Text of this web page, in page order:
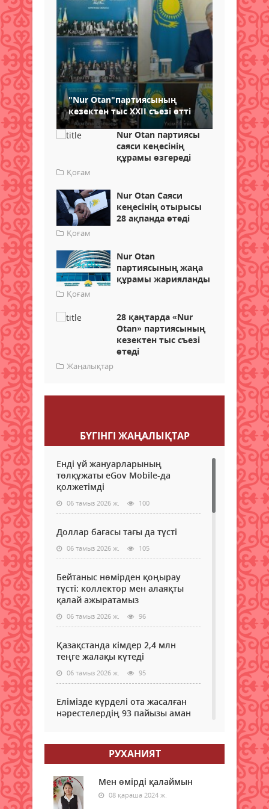
"Nur Otan"партиясының
кезектен тыс ХХІІ съезі өтті
Nur Otan партиясы
саяси кеңесінің
құрамы өзгереді
Қоғам
Nur Otan Саяси
кеңесінің отырысы
28 ақпанда өтеді
Қоғам
Nur Otan
партиясының жаңа
құрамы жарияланды
Қоғам
28 қаңтарда «Nur
Otan» партиясының
кезектен тыс съезі
өтеді
Жаңалықтар
БҮГІНГI ЖАҢАЛЫҚТАР
Енді үй жануарларының
төлқұжаты eGov Mobile-да
қолжетімді
06 тамыз 2026 ж. 100
Доллар бағасы тағы да түсті
06 тамыз 2026 ж. 105
Бейтаныс нөмірден қоңырау
түсті: коллектор мен алаяқты
қалай ажыратамыз
06 тамыз 2026 ж. 96
Қазақстанда кімдер 2,4 млн
теңге жалақы күтеді
06 тамыз 2026 ж. 95
Елімізде күрделі ота жасалған
нәрестелердің 93 пайызы аман
ЖОО-ға қабылдауда ескеріледі
06 тамыз 2026 ж. 93
РУХАНИЯТ
Мен өмірді қалаймын
08 қараша 2024 ж.